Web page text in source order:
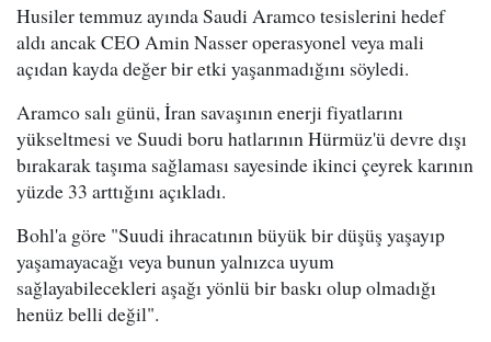
Husiler temmuz ayında Saudi Aramco tesislerini hedef
aldı ancak CEO Amin Nasser operasyonel veya mali
açıdan kayda değer bir etki yaşanmadığını söyledi.
Aramco salı günü, İran savaşının enerji fiyatlarını
yükseltmesi ve Suudi boru hatlarının Hürmüz'ü devre dışı
bırakarak taşıma sağlaması sayesinde ikinci çeyrek karının
yüzde 33 arttığını açıkladı.
Bohl'a göre "Suudi ihracatının büyük bir düşüş yaşayıp
yaşamayacağı veya bunun yalnızca uyum
sağlayabilecekleri aşağı yönlü bir baskı olup olmadığı
henüz belli değil".